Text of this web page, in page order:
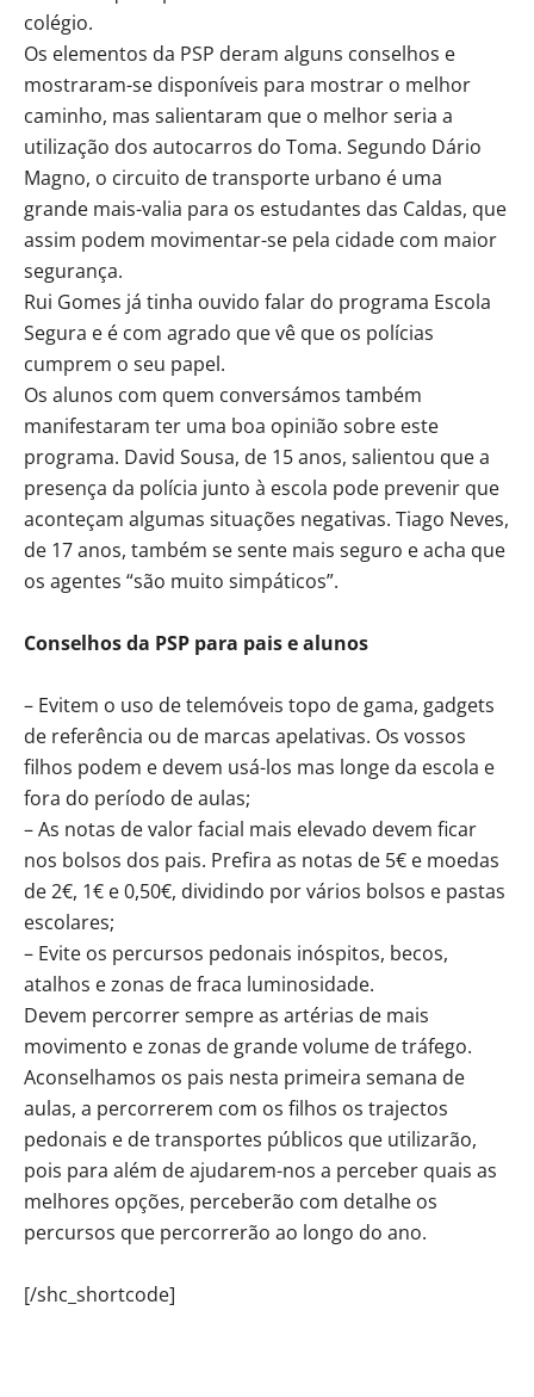
colégio.
Os elementos da PSP deram alguns conselhos e
mostraram-se disponíveis para mostrar o melhor
caminho, mas salientaram que o melhor seria a
utilização dos autocarros do Toma. Segundo Dário
Magno, o circuito de transporte urbano é uma
grande mais-valia para os estudantes das Caldas, que
assim podem movimentar-se pela cidade com maior
segurança.
Rui Gomes já tinha ouvido falar do programa Escola
Segura e é com agrado que vê que os polícias
cumprem o seu papel.
Os alunos com quem conversámos também
manifestaram ter uma boa opinião sobre este
programa. David Sousa, de 15 anos, salientou que a
presença da polícia junto à escola pode prevenir que
aconteçam algumas situações negativas. Tiago Neves,
de 17 anos, também se sente mais seguro e acha que
os agentes “são muito simpáticos”.
Conselhos da PSP para pais e alunos
– Evitem o uso de telemóveis topo de gama, gadgets
de referência ou de marcas apelativas. Os vossos
filhos podem e devem usá-los mas longe da escola e
fora do período de aulas;
– As notas de valor facial mais elevado devem ficar
nos bolsos dos pais. Prefira as notas de 5€ e moedas
de 2€, 1€ e 0,50€, dividindo por vários bolsos e pastas
escolares;
– Evite os percursos pedonais inóspitos, becos,
atalhos e zonas de fraca luminosidade.
Devem percorrer sempre as artérias de mais
movimento e zonas de grande volume de tráfego.
Aconselhamos os pais nesta primeira semana de
aulas, a percorrerem com os filhos os trajectos
pedonais e de transportes públicos que utilizarão,
pois para além de ajudarem-nos a perceber quais as
melhores opções, perceberão com detalhe os
percursos que percorrerão ao longo do ano.
[/shc_shortcode]